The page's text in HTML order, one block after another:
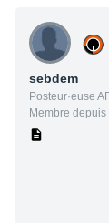
sebdem
Posteur·euse
Membre